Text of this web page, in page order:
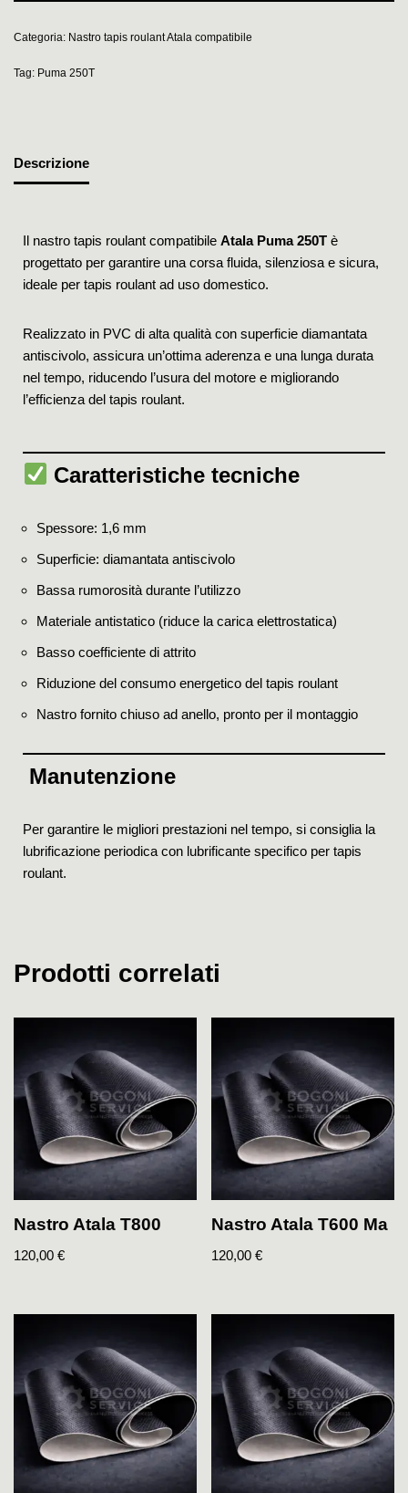
Categoria: Nastro tapis roulant Atala compatibile
Tag: Puma 250T
Descrizione
Il nastro tapis roulant compatibile Atala Puma 250T è
progettato per garantire una corsa fluida, silenziosa e sicura,
ideale per tapis roulant ad uso domestico.
Realizzato in PVC di alta qualità con superficie diamantata
antiscivolo, assicura un’ottima aderenza e una lunga durata
nel tempo, riducendo l’usura del motore e migliorando
l’efficienza del tapis roulant.
Caratteristiche tecniche
Spessore: 1,6 mm
Superficie: diamantata antiscivolo
Bassa rumorosità durante l’utilizzo
Materiale antistatico (riduce la carica elettrostatica)
Basso coefficiente di attrito
Riduzione del consumo energetico del tapis roulant
Nastro fornito chiuso ad anello, pronto per il montaggio
Manutenzione
Per garantire le migliori prestazioni nel tempo, si consiglia la
lubrificazione periodica con lubrificante specifico per tapis
roulant.
Prodotti correlati
Nastro Atala T800
120,00 €
Nastro Atala T600 Ma
120,00€